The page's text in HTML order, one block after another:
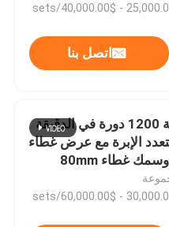
اتصل بنا
سرعة عالية 1200 دورة في الدقيقة
الإبرة مع عرض غطاء